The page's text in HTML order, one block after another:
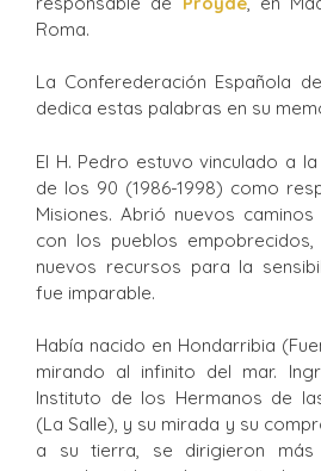
Roma.
La Conferederación Española
dedica estas palabras en su
El H. Pedro estuvo vinculado a
de los 90 (1986-1998) como
Misiones. Abrió nuevos
con los pueblos
nuevos recursos para la
fue imparable.
Había nacido en Hondarribia
mirando al infinito del mar.
Instituto de los Hermanos de
(La Salle), y su mirada y su
a su tierra, se dirigieron